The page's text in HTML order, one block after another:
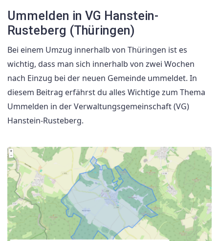
Ummelden in VG Hanstein-
Rusteberg (Thüringen)
Bei einem Umzug innerhalb von Thüringen ist es
wichtig, dass man sich innerhalb von zwei Wochen
nach Einzug bei der neuen Gemeinde ummeldet. In
diesem Beitrag erfährst du alles Wichtige zum Thema
Ummelden in der Verwaltungsgemeinschaft (VG)
Hanstein-Rusteberg.